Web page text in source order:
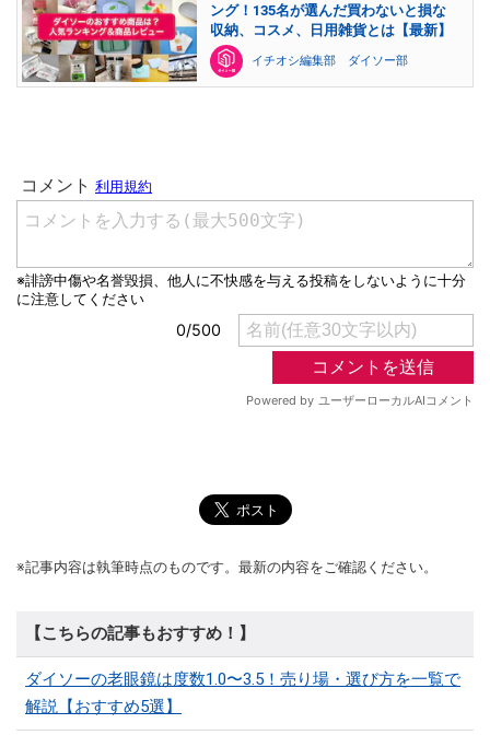
ング！135名が選んだ買わないと損な
収納、コスメ、日用雑貨とは【最新】
イチオシ編集部 ダイソー部
※記事内容は執筆時点のものです。最新の内容をご確認ください。
【こちらの記事もおすすめ！】
ダイソーの老眼鏡は度数1.0〜3.5！売り場・選び方を一覧で
解説【おすすめ5選】